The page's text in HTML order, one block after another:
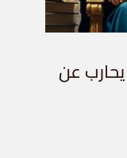
الرب يحارب عن